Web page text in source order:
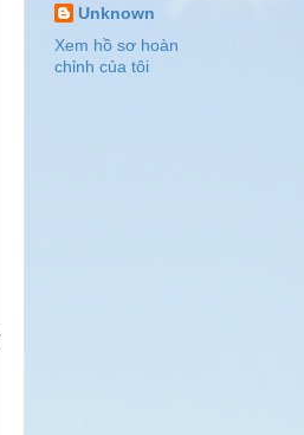
Unknown
Xem hồ sơ hoàn
chỉnh của tôi